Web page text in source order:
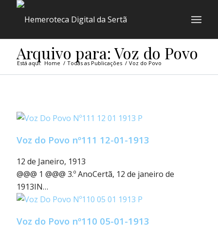
Arquivo para: Voz do Povo
Está aqui: Home / Todas as Publicações / Voz do Povo
Voz do Povo nº111 12-01-1913
12 de Janeiro, 1913
@@@ 1 @@@ 3.º AnoCertã, 12 de janeiro de
1913IN…
Voz do Povo nº110 05-01-1913